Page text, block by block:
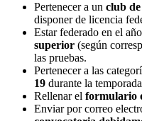
Pertenecer a un club
disponer de licencia
Estar federado en el
superior (según
las pruebas.
Pertenecer a las
19 durante la
Rellenar el formulario
Enviar por correo